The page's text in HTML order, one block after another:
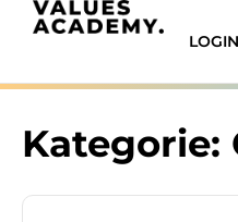
LOGIN
Kategorie: